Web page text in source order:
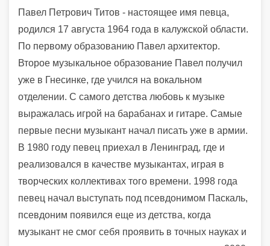
Павел Петрович Титов - настоящее имя певца,
родился 17 августа 1964 года в калужской области.
По первому образованию Павел архитектор.
Второе музыкальное образование Павел получил
уже в Гнесинке, где учился на вокальном
отделении. С самого детства любовь к музыке
выражалась игрой на барабанах и гитаре. Самые
первые песни музыкант начал писать уже в армии.
В 1980 году певец приехал в Ленинград, где и
реализовался в качестве музыкантах, играя в
творческих коллективах того времени. 1998 года
певец начал выступать под псевдонимом Паскаль,
псевдоним появился еще из детства, когда
музыкант не смог себя проявить в точных науках и